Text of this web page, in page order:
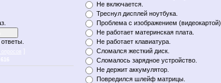
616
Не включается.
Треснул дисплей ноутбука.
Проблема с изображением (видеокартой).
Не работает материнская плата.
Не работает клавиатура.
Сломался жесткий диск.
Сломалось зарядное устройство.
Не держит аккумулятор.
Повредился шлейф матрицы.